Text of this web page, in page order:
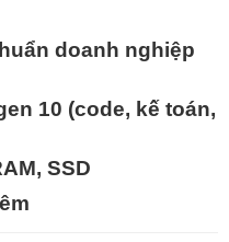
doanh nghiệp
10 (code, kế toán,
SSD